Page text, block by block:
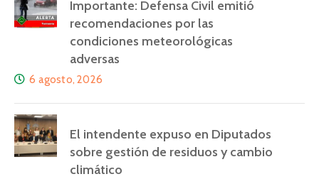
Importante: Defensa Civil emitió
recomendaciones por las
condiciones meteorológicas
adversas
6 agosto, 2026
El intendente expuso en Diputados
sobre gestión de residuos y cambio
climático